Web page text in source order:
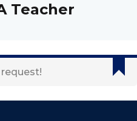
Teacher
Lost your password?